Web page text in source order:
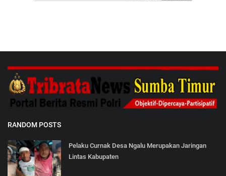
RANDOM POSTS
Pelaku Curnak Desa Ngalu Merupakan Jaringan
Lintas Kabupaten